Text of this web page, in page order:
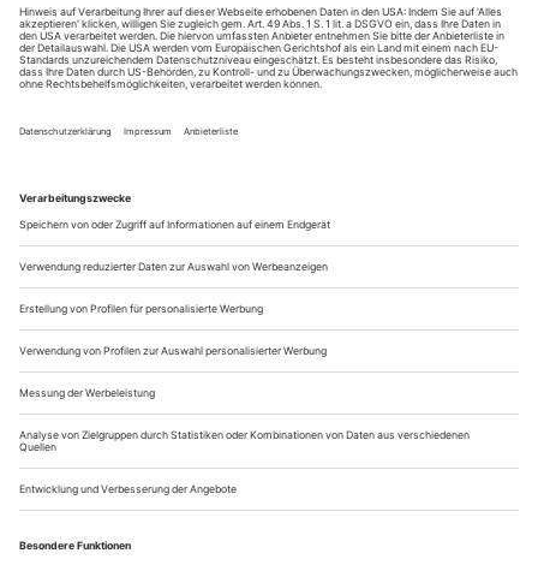
übergewichtig. Heute punktet er nicht nur mit einer bemerkenswert
kraftvollen Stimme, sondern auch mit seinem Thorax. Aber eigentlich
träumt er von einem hässlichen Gesellen: Alberich.
Herr Carico, Ihr Durchbruch in Iannis Xenakis’ «Oresteia»
Internet-Seite «barihunk.com» und erhielt die meisten
Klicks des Jahres. Ist Ihnen das wichtig?
Ich bin wahnsinnig stolz darauf! Denn Sie wissen vielleicht
nicht, dass ich vorher in kurzer Zeit 32 Kilo abgenommen...
Fürsorge und Formsinn
Tschaikowsky: Jewgeni Onegin
Berlin / Komische Oper
Die Bühne bleibt schwarz, während die Polonaise zum dritten
Akt erklingt. Barrie Kosky zeigt uns keinen Ball beim Fürsten
Gremin. Das Schweigen der Bilder könnte ein Gleichnis sein